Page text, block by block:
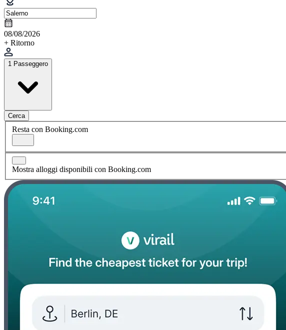
08/08/2026
+ Ritorno
1 Passeggero
Cerca
Resta con Booking.com
Mostra alloggi disponibili con Booking.com